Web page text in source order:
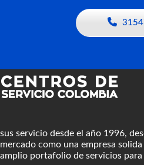
sus servicio desde el año 1996,
mercado como una empresa
amplio portafolio de servicios para